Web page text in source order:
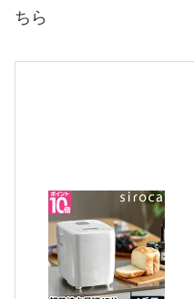
ちら